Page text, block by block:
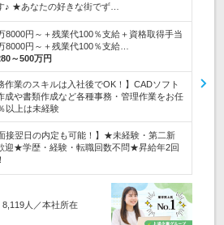
♪ ★あなたの好きな街でず…
8000円～＋残業代100％支給＋資格取得手当
8000円～＋残業代100％支給…
～500万円
作業のスキルは入社後でOK！】CADソフト
成や書類作成など各種事務・管理作業をお任
以上は未経験
接翌日の内定も可能！】★未経験・第二新
迎★学歴・経験・転職回数不問★昇給年2回
人／本社所在